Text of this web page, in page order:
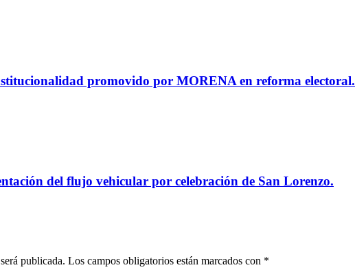
promovido por MORENA en reforma electoral.
del flujo vehicular por celebración de San Lorenzo.
publicada. Los campos obligatorios están marcados con *